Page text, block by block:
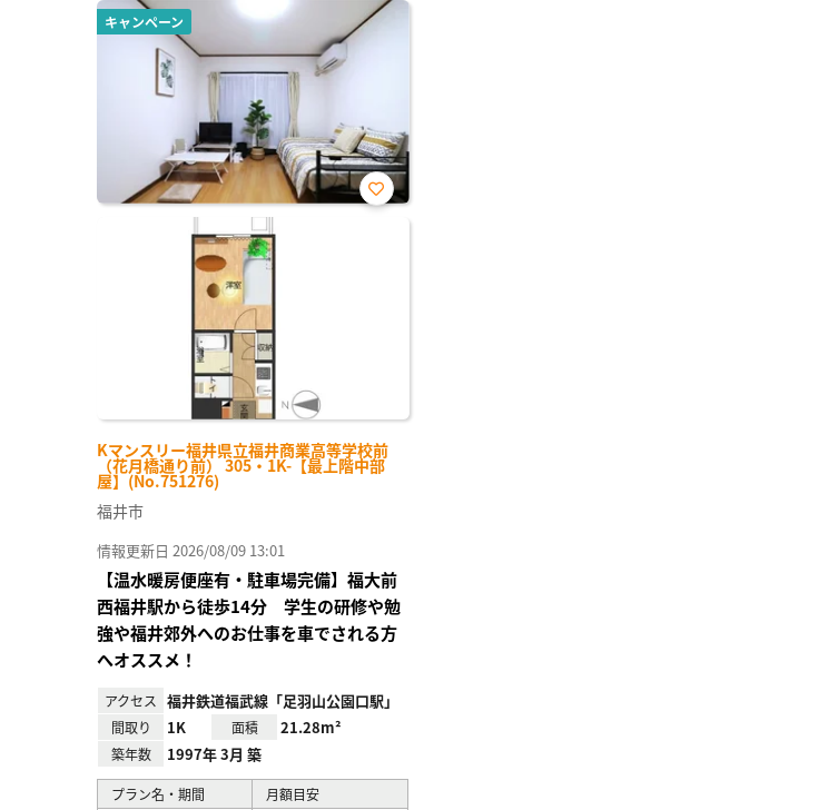
キャンペーン
Kマンスリー福井県立福井商業高等学校前
（花月橋通り前） 305・1K-【最上階中部
屋】(No.751276)
お気
福井市
情報更新日 2026/08/09 13:01
【温水暖房便座有・駐車場完備】福大前
西福井駅から徒歩14分 学生の研修や勉
強や福井郊外へのお仕事を車でされる方
へオススメ！
アクセス 福井鉄道福武線「足羽山公園口駅」
間取り 1K 面積 21.28m²
築年数 1997年 3月 築
プラン名・期間
月額目安